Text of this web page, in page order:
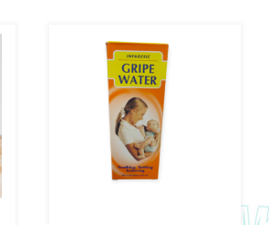
€ 9,99.€ 7,50.